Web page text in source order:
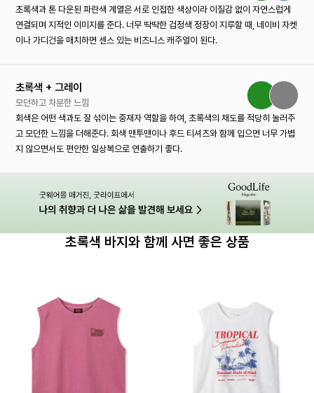
초록색과 톤 다운된 파란색 계열은 서로 인접한 색상이라 이질감 없이 자연스럽게
연결되며 지적인 이미지를 준다. 너무 딱딱한 검정색 정장이 지루할 때, 네이비 자켓
이나 가디건을 매치하면 센스 있는 비즈니스 캐주얼이 된다.
초록색 + 그레이
모던하고 차분한 느낌
회색은 어떤 색과도 잘 섞이는 중재자 역할을 하여, 초록색의 채도를 적당히 눌러주
고 모던한 느낌을 더해준다. 회색 맨투맨이나 후드 티셔츠와 함께 입으면 너무 가볍
지 않으면서도 편안한 일상복으로 연출하기 좋다.
초록색 바지와 함께 사면 좋은 상품